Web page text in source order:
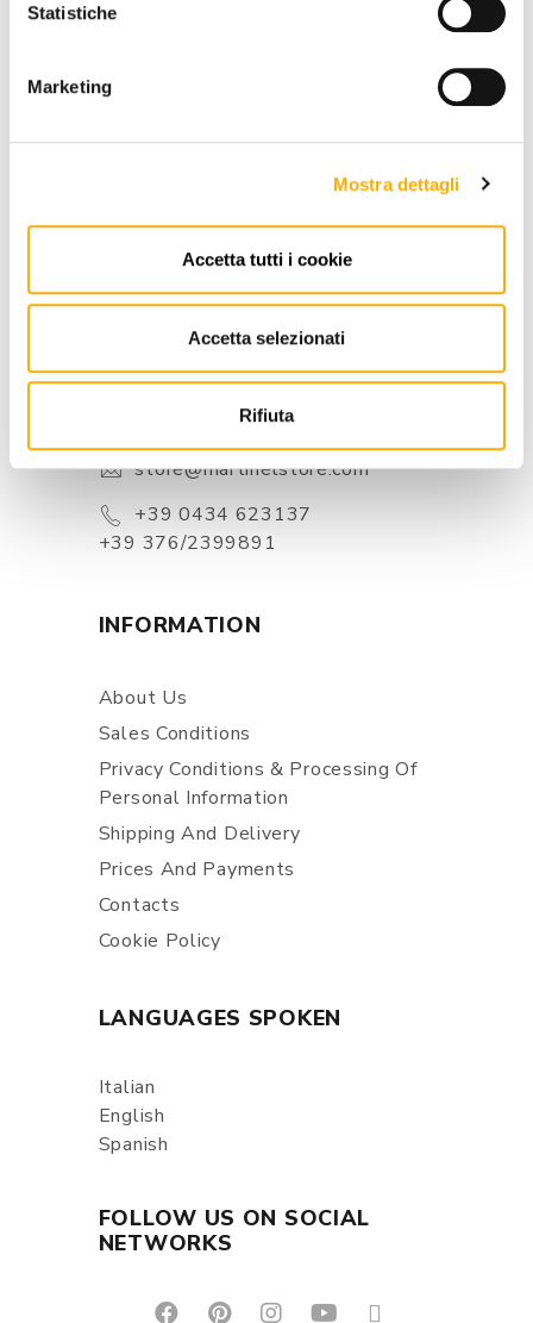
Statistiche
Marketing
Mostra dettagli
Accetta tutti i cookie
Accetta selezionati
Rifiuta
BRAND
BEST PRICE GUARANTEED
CONTACTS
Via Pordenone, 1 - Poincicco Di
Zoppola 33080 (PN) - Italia
store@martinelstore.com
+39 0434 623137
+39 376/2399891
INFORMATION
About Us
Sales Conditions
Privacy Conditions & Processing Of
Personal Information
Shipping And Delivery
Prices And Payments
Contacts
Cookie Policy
LANGUAGES SPOKEN
Italian
English
Spanish
FOLLOW US ON SOCIAL
NETWORKS